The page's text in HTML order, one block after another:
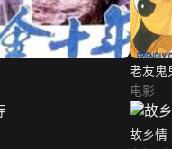
老友鬼
电影
故乡情